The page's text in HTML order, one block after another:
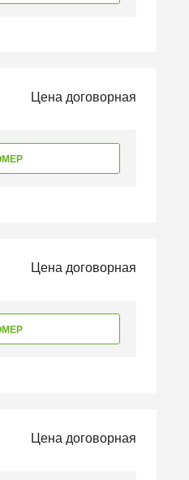
Цена договорная
Цена договорная
Цена договорная